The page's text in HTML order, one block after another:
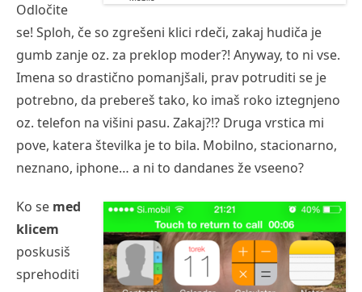
Odločite
se! Sploh, če so zgrešeni klici rdeči, zakaj hudiča je
gumb zanje oz. za preklop moder?! Anyway, to ni vse.
Imena so drastično pomanjšali, prav potruditi se je
potrebno, da prebereš tako, ko imaš roko iztegnjeno
oz. telefon na višini pasu. Zakaj?!? Druga vrstica mi
pove, katera številka je to bila. Mobilno, stacionarno,
neznano, iphone… a ni to dandanes že vseeno?
Ko se med
klicem
poskusiš
sprehoditi